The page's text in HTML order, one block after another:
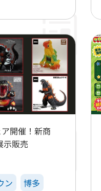
開催！新商
示販売
ン 博多